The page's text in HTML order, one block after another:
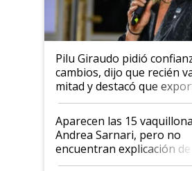
Pilu Giraudo pidió
cambios, dijo que recién
mitad y destacó que
ser "para unos pocos":
mandato muy claro del
nacional"
Aparecen las 15
Andrea Sarnari, pero no
encuentran explicación de
cómo llegaron allí